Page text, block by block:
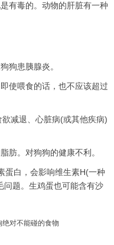
有毒的。动物的肝脏有一种
狗患胰腺炎。
使喂食的话，也不应该超过
减退、心脏病(或其他疾病)
肪。对狗狗的健康不利。
白，会影响维生素H(一种
问题。生鸡蛋也可能含有沙
绝对不能碰的食物